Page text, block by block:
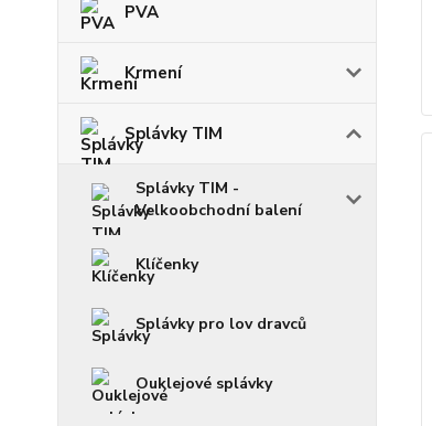
PVA
Krmení
Splávky TIM
Splávky TIM -
Velkoobchodní balení
Klíčenky
Splávky pro lov dravců
Ouklejové splávky